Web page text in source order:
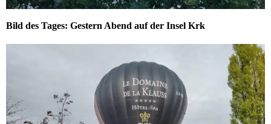
Bild des Tages: Gestern Abend auf der Insel Krk